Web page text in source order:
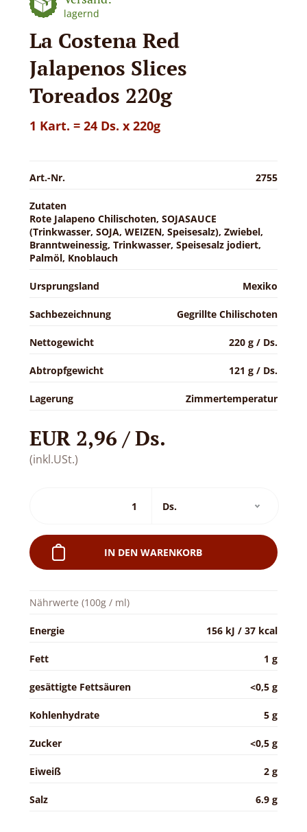
lagernd
La Costena Red
Jalapenos Slices
Toreados 220g
1 Kart. = 24 Ds. x 220g
Art.-Nr. 2755
Zutaten
Rote Jalapeno Chilischoten, SOJASAUCE
(Trinkwasser, SOJA, WEIZEN, Speisesalz), Zwiebel,
Branntweinessig, Trinkwasser, Speisesalz jodiert,
Palmöl, Knoblauch
Ursprungsland Mexiko
Sachbezeichnung Gegrillte Chilischoten
Nettogewicht 220 g / Ds.
Abtropfgewicht 121 g / Ds.
Lagerung Zimmertemperatur
EUR 2,96 / Ds.
(inkl.USt.)
IN DEN WARENKORB
Nährwerte (100g / ml)
Energie 156 kJ / 37 kcal
Fett 1 g
gesättigte Fettsäuren <0,5 g
Kohlenhydrate 5 g
Zucker <0,5 g
Eiweiß 2 g
Salz 6.9 g